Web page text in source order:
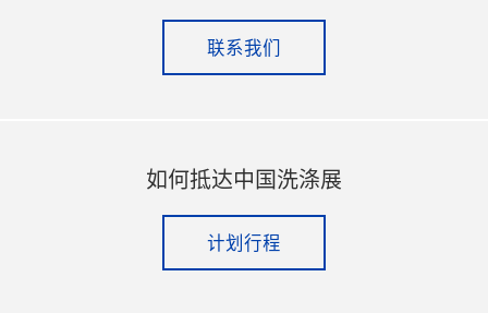
联系我们
如何抵达中国洗涤展
计划行程